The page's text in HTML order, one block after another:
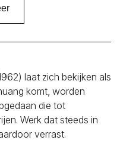
laat zich bekijken als
komt, worden
die tot
Werk dat steeds in
verrast.